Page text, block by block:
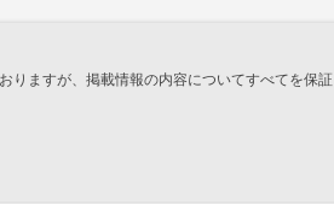
りますが、掲載情報の内容についてすべてを保証